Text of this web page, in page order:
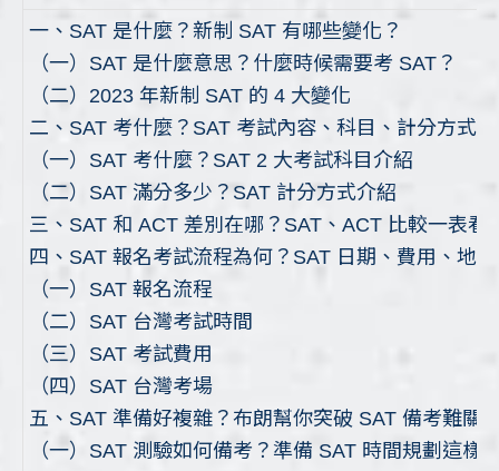
一、SAT 是什麼？新制 SAT 有哪些變化？
（一）SAT 是什麼意思？什麼時候需要考 SAT？
（二）2023 年新制 SAT 的 4 大變化
二、SAT 考什麼？SAT 考試內容、科目、計分方式
（一）SAT 考什麼？SAT 2 大考試科目介紹
（二）SAT 滿分多少？SAT 計分方式介紹
三、SAT 和 ACT 差別在哪？SAT、ACT 比較一表看
四、SAT 報名考試流程為何？SAT 日期、費用、地
（一）SAT 報名流程
（二）SAT 台灣考試時間
（三）SAT 考試費用
（四）SAT 台灣考場
五、SAT 準備好複雜？布朗幫你突破 SAT 備考難關
（一）SAT 測驗如何備考？準備 SAT 時間規劃這樣